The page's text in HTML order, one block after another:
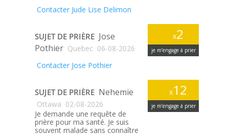
Contacter Jude Lise Delimon
x2
je m’engage à prier
SUJET DE PRIÈRE Jose
Pothier Quebec 06-08-2026
Contacter Jose Pothier
x12
je m’engage à prier
SUJET DE PRIÈRE Nehemie
Ottawa 02-08-2026
Je demande une requête de
prière pour ma santé. Je suis
souvent malade sans connaître